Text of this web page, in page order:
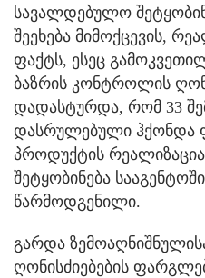
სავალდებულო
შეეხება მიმოქცევის,
ფაქტს, ესეც
ბაზრის კონტროლის
დადასტურდა, რომ 33
დასრულებული ჰქონდა
პროდუქტის
შეტყობინება
წარმოდგენილი.
გარდა
ღონისძიებების